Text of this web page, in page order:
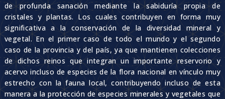
de profunda sanación mediante la sabiduría propia de
cristales y plantas. Los cuales contribuyen en forma muy
significativa a la conservación de la diversidad mineral y
vegetal. En el primer caso de todo el mundo y el segundo
caso de la provincia y del país, ya que mantienen colecciones
de dichos reinos que integran un importante reservorio y
acervo incluso de especies de la flora nacional en vínculo muy
estrecho con la fauna local, contribuyendo incluso de esta
manera a la protección de especies minerales y vegetales que